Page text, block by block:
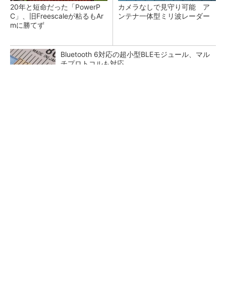
20年と短命だった「PowerP
C」、旧Freescaleが粘るもAr
mに勝てず
カメラなしで見守り可能 ア
ンテナ一体型ミリ波レーダー
Bluetooth 6対応の超小型BLEモジュール、マル
チプロトコルも対応